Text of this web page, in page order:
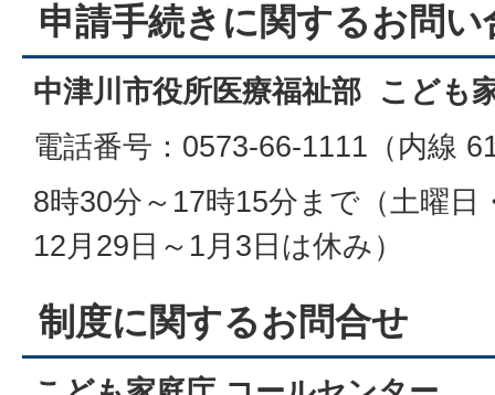
申請手続きに関するお問い
中津川市役所医療福祉部 こども
電話番号：0573-66-1111（内線
8時30分～17時15分まで（土曜日
12月29日～1月3日は休み）
制度に関するお問合せ